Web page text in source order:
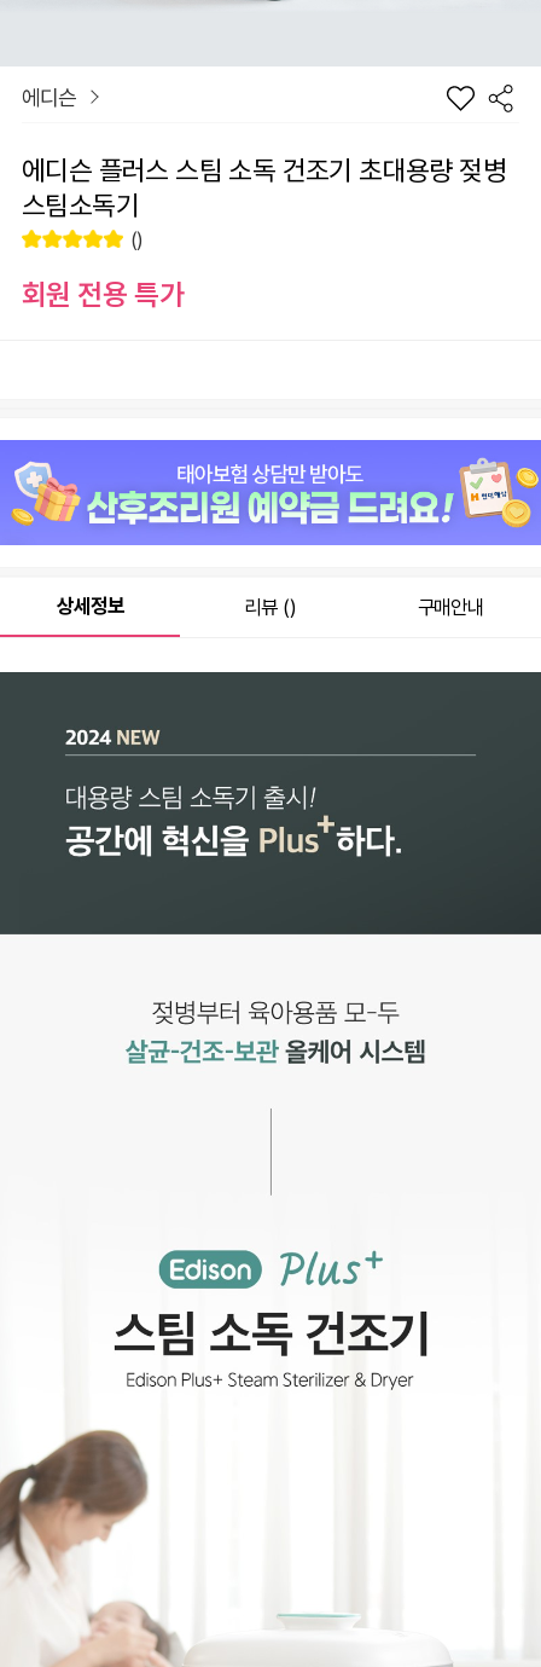
에디슨
에디슨 플러스 스팀 소독 건조기 초대용량 젖병
스팀소독기
()
회원 전용 특가
총 상품 금액 0원
바
니
선
하
기
상세정보 리뷰 () 구매안내